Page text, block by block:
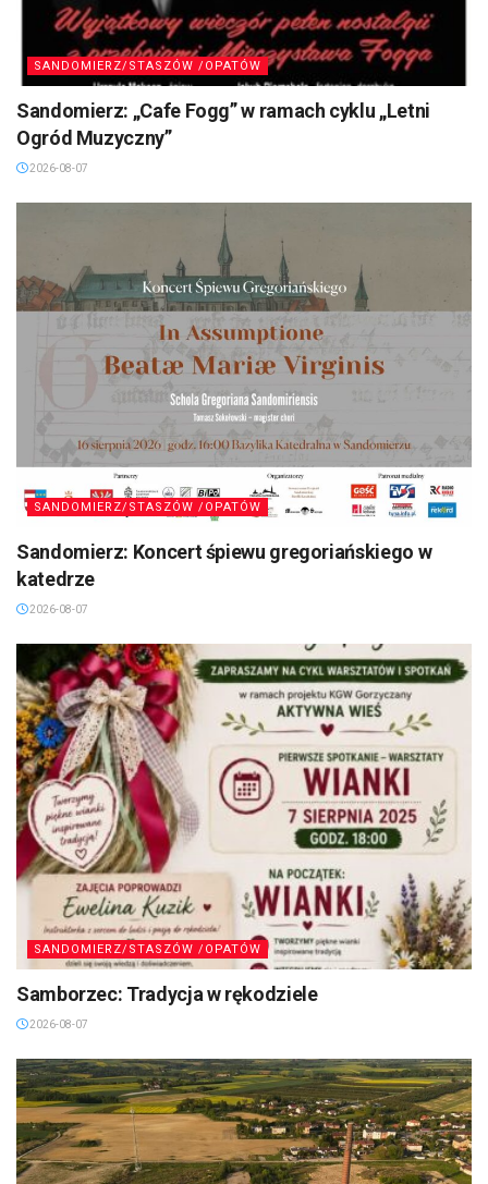
SANDOMIERZ/STASZÓW /OPATÓW
Sandomierz: „Cafe Fogg” w ramach cyklu „Letni
Ogród Muzyczny”
2026-08-07
SANDOMIERZ/STASZÓW /OPATÓW
Sandomierz: Koncert śpiewu gregoriańskiego w
katedrze
2026-08-07
SANDOMIERZ/STASZÓW /OPATÓW
Samborzec: Tradycja w rękodziele
2026-08-07